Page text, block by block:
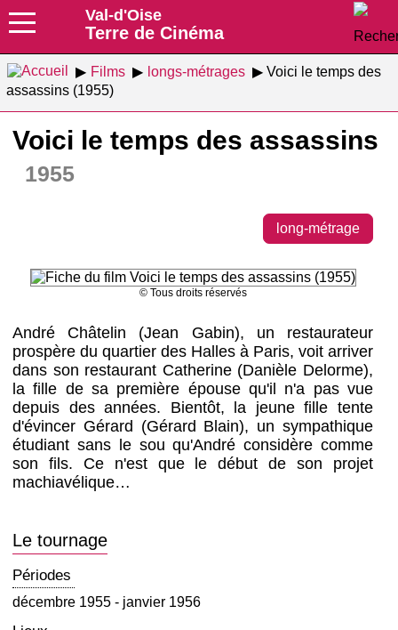
Val-d'Oise
Terre de Cinéma
Films longs-métrages
Voici le temps des
assassins (1955)
Voici le temps des assassins
1955
long-métrage
© Tous droits réservés
André Châtelin (Jean Gabin), un restaurateur
prospère du quartier des Halles à Paris, voit arriver
dans son restaurant Catherine (Danièle Delorme),
la fille de sa première épouse qu'il n'a pas vue
depuis des années. Bientôt, la jeune fille tente
d'évincer Gérard (Gérard Blain), un sympathique
étudiant sans le sou qu'André considère comme
son fils. Ce n'est que le début de son projet
machiavélique…
Le tournage
Périodes
décembre 1955 - janvier 1956